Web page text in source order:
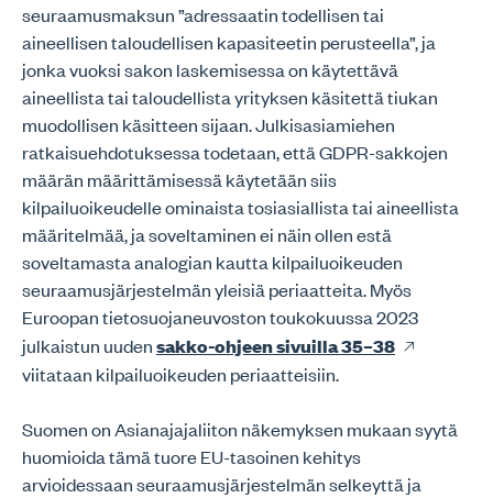
seuraamusmaksun ”adressaatin todellisen tai
aineellisen taloudellisen kapasiteetin perusteella”, ja
jonka vuoksi sakon laskemisessa on käytettävä
aineellista tai taloudellista yrityksen käsitettä tiukan
muodollisen käsitteen sijaan. Julkisasiamiehen
ratkaisuehdotuksessa todetaan, että GDPR-sakkojen
määrän määrittämisessä käytetään siis
kilpailuoikeudelle ominaista tosiasiallista tai aineellista
määritelmää, ja soveltaminen ei näin ollen estä
soveltamasta analogian kautta kilpailuoikeuden
seuraamusjärjestelmän yleisiä periaatteita. Myös
Euroopan tietosuojaneuvoston toukokuussa 2023
julkaistun uudensakko-ohjeen sivuilla 35–38
viitataan kilpailuoikeuden periaatteisiin.
Suomen on Asianajajaliiton näkemyksen mukaan syytä
huomioida tämä tuore EU-tasoinen kehitys
arvioidessaan seuraamusjärjestelmän selkeyttä ja